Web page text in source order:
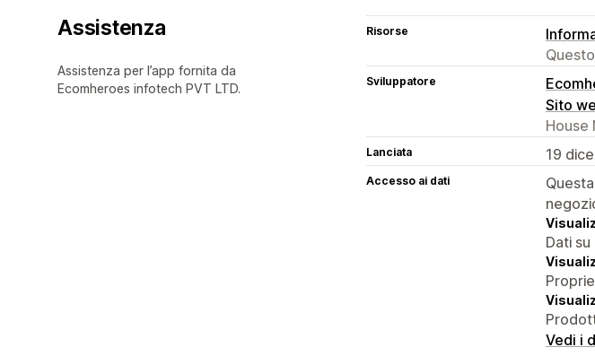
Assistenza
Assistenza per l’app fornita da
Ecomheroes infotech PVT LTD.
Risorse
Sviluppatore
Sito
House
Lanciata 19
Accesso ai dati
Dati
Vedi i